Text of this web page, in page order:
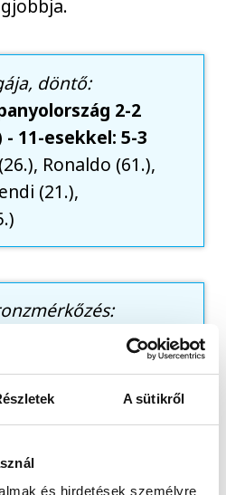
A sütikről
és hirdetések személyre
döntő:
2-2
- 11-esekkel: 5-3
Ronaldo (61.),
(21.),
Németország 2-
Olise (84.)
labdarúgás